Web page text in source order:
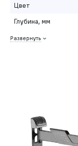
Цвет
Глубина, мм
Развернуть